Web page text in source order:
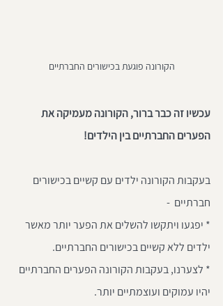
הקורונה פוגעת בכישורים החברתיים
עכשיו זה כבר ברור, הקורונה מעמיקה את
הפערים החברתיים בין הילדים!
בעקבות הקורונה ילדים עם קשיים בכישורים
חברתיים  -
* יפגעו ויתקשו להשלים את הפער יותר מאשר
ילדים ללא קשיים בכישורים החברתיים.
* לצערנו, בעקבות הקורונה הפערים החברתיים
יהיו עמוקים ועוצמתיים יותר.